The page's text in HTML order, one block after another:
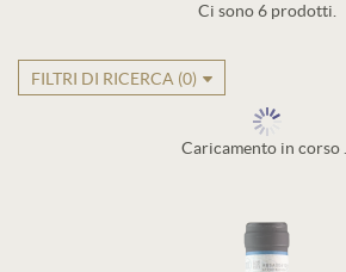
Ci sono 6 prodotti.
FILTRI DI RICERCA (0)
Caricamento in corso ...